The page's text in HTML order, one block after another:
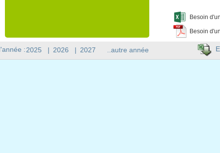
Besoin
Besoin
:2025 | 2026 | 2027 ..autre année